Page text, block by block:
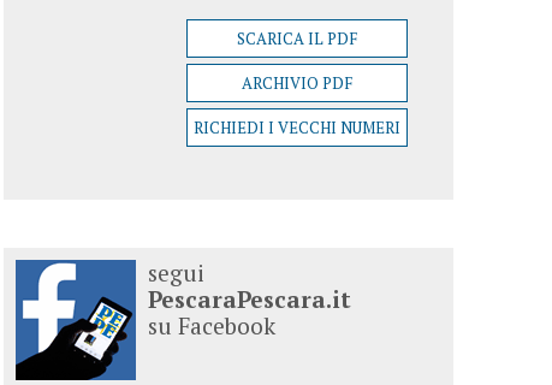
SCARICA IL PDF
ARCHIVIO PDF
RICHIEDI I VECCHI NUMERI
segui
PescaraPescara.it
su Facebook